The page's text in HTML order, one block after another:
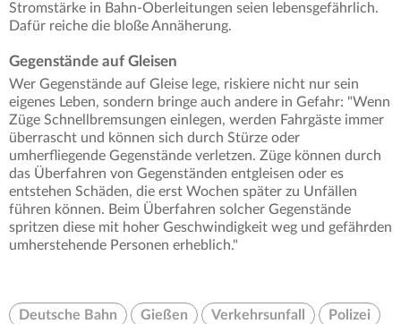
Stromstärke in Bahn-Oberleitungen seien lebensgefährlich.
Dafür reiche die bloße Annäherung.
Gegenstände auf Gleisen
Wer Gegenstände auf Gleise lege, riskiere nicht nur sein
eigenes Leben, sondern bringe auch andere in Gefahr: "Wenn
Züge Schnellbremsungen einlegen, werden Fahrgäste immer
überrascht und können sich durch Stürze oder
umherfliegende Gegenstände verletzen. Züge können durch
das Überfahren von Gegenständen entgleisen oder es
entstehen Schäden, die erst Wochen später zu Unfällen
führen können. Beim Überfahren solcher Gegenstände
spritzen diese mit hoher Geschwindigkeit weg und gefährden
umherstehende Personen erheblich."
Deutsche Bahn Gießen Verkehrsunfall Polizei